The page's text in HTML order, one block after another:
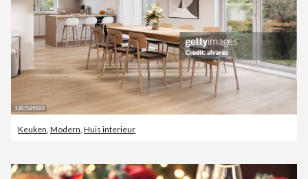
Keuken Modern Huis interieur